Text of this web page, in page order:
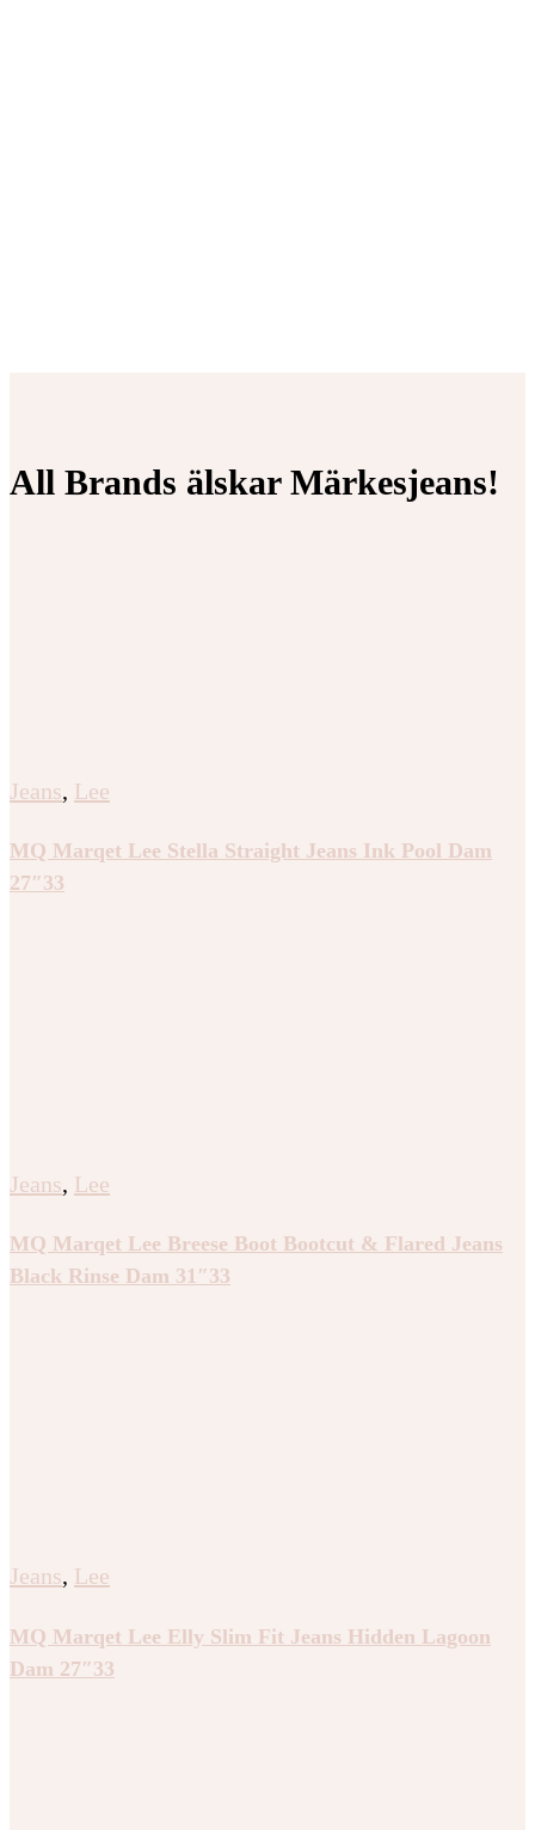
All Brands älskar Märkesjeans!
Jeans, Lee
MQ Marqet Lee Stella Straight Jeans Ink Pool Dam
27″33
Jeans, Lee
MQ Marqet Lee Breese Boot Bootcut & Flared Jeans
Black Rinse Dam 31″33
Jeans, Lee
MQ Marqet Lee Elly Slim Fit Jeans Hidden Lagoon
Dam 27″33